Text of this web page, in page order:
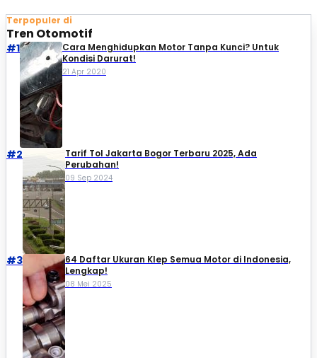
Terpopuler di
Tren Otomotif
#1
Cara Menghidupkan Motor Tanpa Kunci? Untuk
Kondisi Darurat!
21 Apr 2020
#2
Tarif Tol Jakarta Bogor Terbaru 2025, Ada
Perubahan!
09 Sep 2024
#3
64 Daftar Ukuran Klep Semua Motor di Indonesia,
Lengkap!
08 Mei 2025